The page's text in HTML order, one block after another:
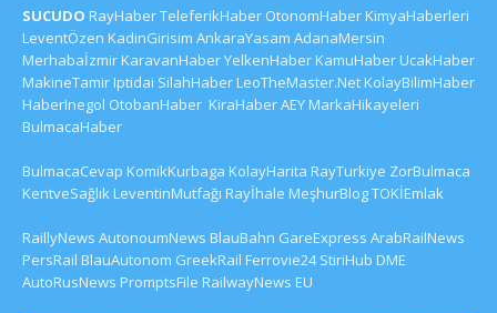
SUCUDO RayHaberTeleferikHaber OtonomHaberKimyaHaberleri
LeventÖzen KadinGirisim AnkaraYasam AdanaMersin
MerhabaİzmirKaravanHaberYelkenHaberKamuHaberUcakHaber
MakineTamirIptidai SilahHaberLeoTheMaster.NetKolayBilimHaber
HaberInegol OtobanHaber KiraHaberAEYMarkaHikayeleri
BulmacaHaber
BulmacaCevap KomikKurbaga KolayHarita RayTurkiye ZorBulmaca
KentveSağlık LeventinMutfağı Rayİhale MeşhurBlogTOKİEmlak
RaillyNews AutonoumNews BlauBahn GareExpress ArabRailNews
PersRail BlauAutonom GreekRail Ferrovie24 StiriHub DME
AutoRusNews PromptsFile RailwayNews EU